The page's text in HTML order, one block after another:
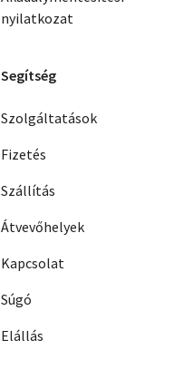
nyilatkozat
Segítség
Szolgáltatások
Fizetés
Szállítás
Átvevőhelyek
Kapcsolat
Súgó
Elállás